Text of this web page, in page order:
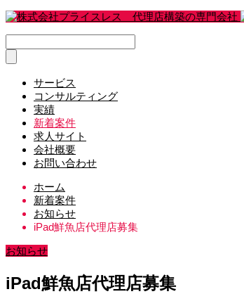
サービス
コンサルティング
実績
新着案件
求人サイト
会社概要
お問い合わせ
ホーム
新着案件
お知らせ
iPad鮮魚店代理店募集
お知らせ
iPad鮮魚店代理店募集